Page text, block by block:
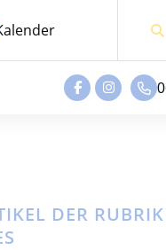
DER RUBRIK